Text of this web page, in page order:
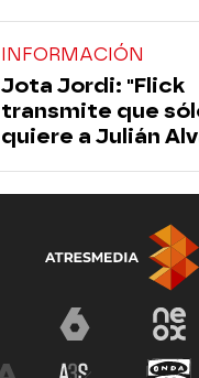
INFORMACIÓN
Jota Jordi: "Flick
transmite que
quiere a Julián